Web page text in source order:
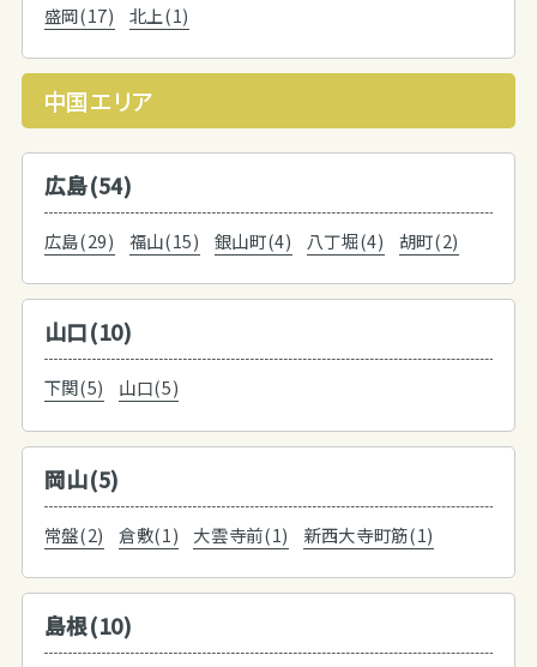
盛岡(17) 北上(1)
中国エリア
広島(54)
広島(29) 福山(15) 銀山町(4) 八丁堀(4) 胡町(2)
山口(10)
下関(5) 山口(5)
岡山(5)
常盤(2) 倉敷(1) 大雲寺前(1) 新西大寺町筋(1)
島根(10)